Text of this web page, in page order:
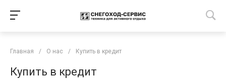
Главная / О нас / Купить в кредит
Купить в кредит